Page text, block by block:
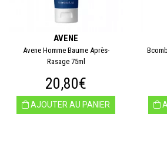
AVENE
Avene Homme Baume Après-
Rasage 75ml
20,80€
AJOUTER AU PANIER